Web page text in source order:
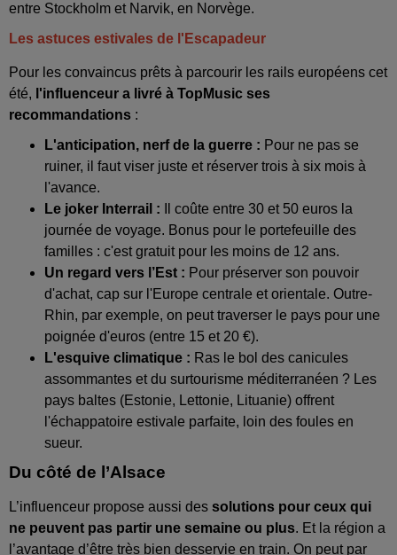
entre Stockholm et Narvik, en Norvège.
Les astuces estivales de l'Escapadeur
Pour les convaincus prêts à parcourir les rails européens cet
été, l'influenceur a livré à TopMusic ses
recommandations :
L'anticipation, nerf de la guerre : Pour ne pas se
ruiner, il faut viser juste et réserver trois à six mois à
l'avance.
Le joker Interrail :
Il coûte entre 30 et 50 euros la
journée de voyage. Bonus pour le portefeuille des
familles : c'est gratuit pour les moins de 12 ans.
Un regard vers l’Est : Pour préserver son pouvoir
d'achat, cap sur l'Europe centrale et orientale. Outre-
Rhin, par exemple, on peut traverser le pays pour une
poignée d'euros (entre 15 et 20 €).
L'esquive climatique : Ras le bol des canicules
assommantes et du surtourisme méditerranéen ? Les
pays baltes (Estonie, Lettonie, Lituanie) offrent
l'échappatoire estivale parfaite, loin des foules en
sueur.
Du côté de l’Alsace
L’influenceur propose aussi des solutions pour ceux qui
ne peuvent pas partir une semaine ou plus. Et la région a
l’avantage d’être très bien desservie en train. On peut par